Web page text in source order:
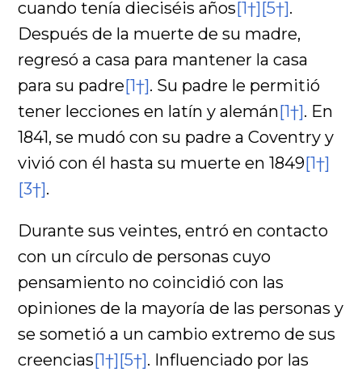
cuando tenía dieciséis años[1†][5†].
Después de la muerte de su madre,
regresó a casa para mantener la casa
para su padre[1†]. Su padre le permitió
tener lecciones en latín y alemán[1†]. En
1841, se mudó con su padre a Coventry y
vivió con él hasta su muerte en 1849[1†]
[3†].
Durante sus veintes, entró en contacto
con un círculo de personas cuyo
pensamiento no coincidió con las
opiniones de la mayoría de las personas y
se sometió a un cambio extremo de sus
creencias[1†][5†]. Influenciado por las